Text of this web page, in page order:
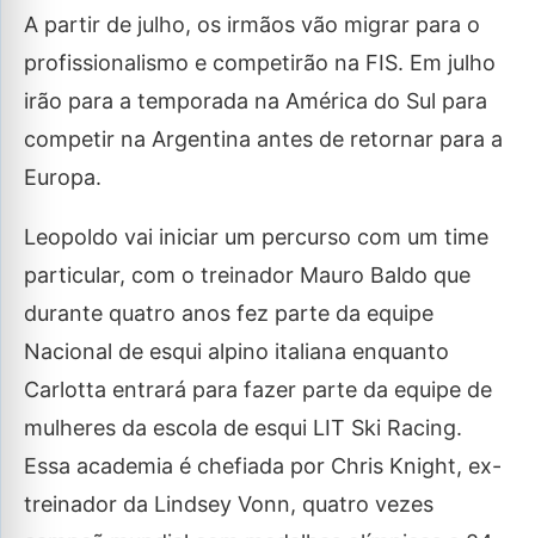
A partir de julho, os irmãos vão migrar para o
profissionalismo e competirão na FIS. Em julho
irão para a temporada na América do Sul para
competir na Argentina antes de retornar para a
Europa.
Leopoldo vai iniciar um percurso com um time
particular, com o treinador Mauro Baldo que
durante quatro anos fez parte da equipe
Nacional de esqui alpino italiana enquanto
Carlotta entrará para fazer parte da equipe de
mulheres da escola de esqui LIT Ski Racing.
Essa academia é chefiada por Chris Knight, ex-
treinador da Lindsey Vonn, quatro vezes